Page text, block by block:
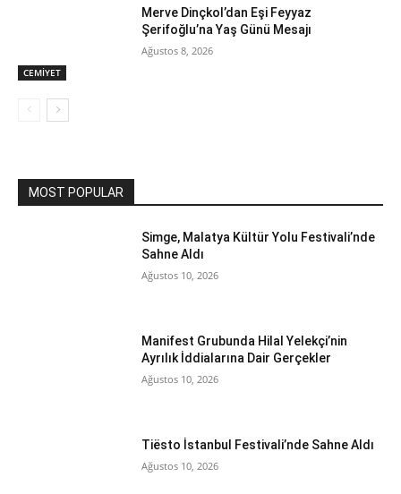
CEMİYET
Merve Dinçkol’dan Eşi Feyyaz
Şerifoğlu’na Yaş Günü Mesajı
Ağustos 8, 2026
MOST POPULAR
Simge, Malatya Kültür Yolu Festivali’nde
Sahne Aldı
Ağustos 10, 2026
Manifest Grubunda Hilal Yelekçi’nin
Ayrılık İddialarına Dair Gerçekler
Ağustos 10, 2026
Tiësto İstanbul Festivali’nde Sahne Aldı
Ağustos 10, 2026